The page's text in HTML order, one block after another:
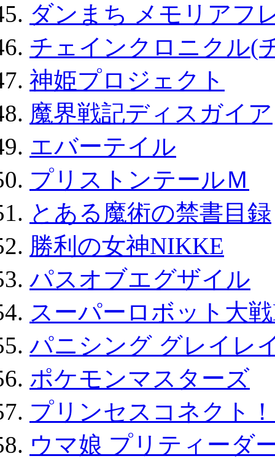
ダンまち メモリアフ
チェインクロニクル(
神姫プロジェクト
魔界戦記ディスガイア
エバーテイル
プリストンテールＭ
とある魔術の禁書目録
勝利の女神NIKKE
パスオブエグザイル
スーパーロボット大
パニシング グレイレ
ポケモンマスターズ
プリンセスコネクト
ウマ娘 プリティーダ